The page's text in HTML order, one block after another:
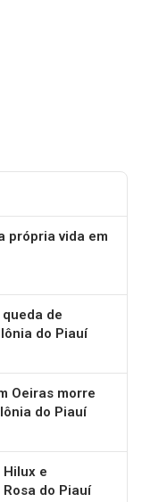
própria vida em
de
do Piauí
Oeiras morre
do Piauí
e
do Piauí